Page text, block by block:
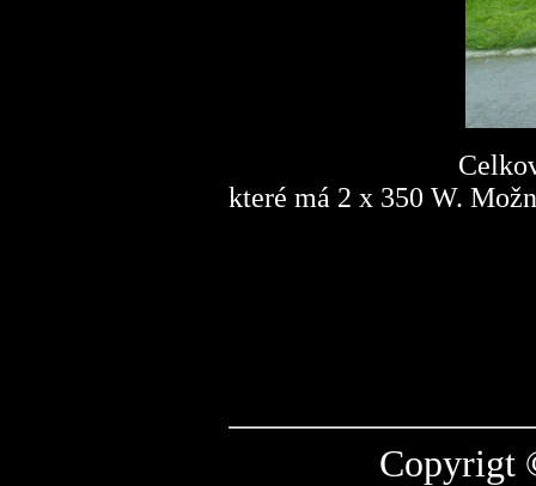
Celkový pohled
které má 2 x 350 W.
Copyrigt